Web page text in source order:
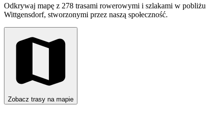
Odkrywaj mapę z 278 trasami rowerowymi i szlakami w pobliżu
Wittgensdorf, stworzonymi przez naszą społeczność.
Zobacz trasy na mapie